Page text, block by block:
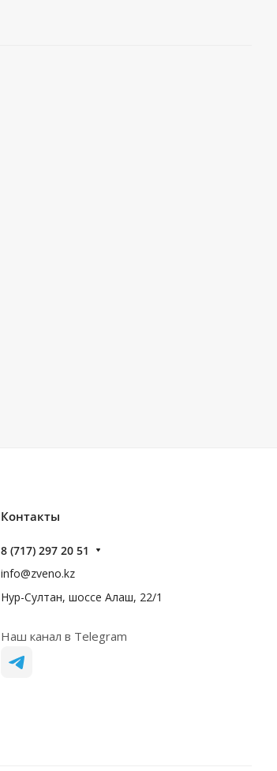
Контакты
8 (717) 297 20 51
info@zveno.kz
Нур-Султан, шоссе Алаш, 22/1
Наш канал в Telegram